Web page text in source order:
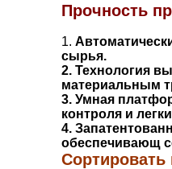
Прочность
1.
сырья.
2. Технология
материальным
3. Умная
контроля и
4.
обеспечивающ